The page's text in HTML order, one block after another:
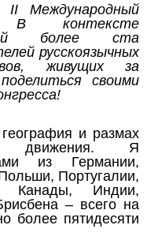
Международный
В контексте
более ста
русскоязычных
живущих за
своими
и размах
движения. Я
из Германии,
Португалии,
Канады, Индии,
– всего на
более пятидесяти